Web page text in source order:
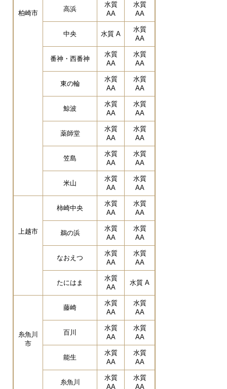
柏崎市
高浜
水質
AA
水質
AA
中央 水質 A
水質
AA
番神・西番神
水質
AA
水質
AA
東の輪
水質
AA
水質
AA
鯨波
水質
AA
水質
AA
薬師堂
水質
AA
水質
AA
笠島
水質
AA
水質
AA
米山
水質
AA
水質
AA
上越市
柿崎中央
水質
AA
水質
AA
鵜の浜
水質
AA
水質
AA
なおえつ
水質
AA
水質
AA
たにはま
水質
AA
水質 A
糸魚川
市
藤崎
水質
AA
水質
AA
百川
水質
AA
水質
AA
能生
水質
AA
水質
AA
糸魚川
水質
AA
水質
AA